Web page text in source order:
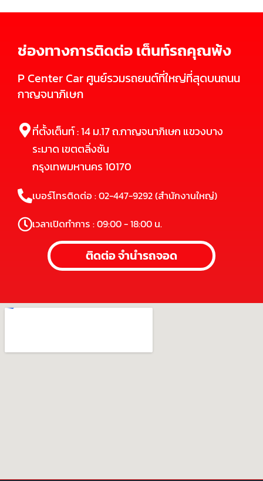
ช่องทางการติดต่อ เต็นท์รถคุณพ้ง
P Center Car ศูนย์รวมรถยนต์ที่ใหญ่ที่สุดบนถนน
กาญจนาภิเษก
ที่ตั้งเต็นท์ : 14 ม.17 ถ.กาญจนาภิเษก แขวงบาง
ระมาด เขตตลิ่งชัน
กรุงเทพมหานคร 10170
เบอร์โทรติดต่อ : 02-447-9292 (สำนักงานใหญ่)
เวลาเปิดทำการ : 09:00 - 18:00 น.
ติดต่อ จำนำรถจอด